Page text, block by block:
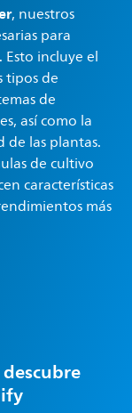
, nuestros
para
incluye el
tipos de
de
así como la
de las plantas.
de cultivo
características
más